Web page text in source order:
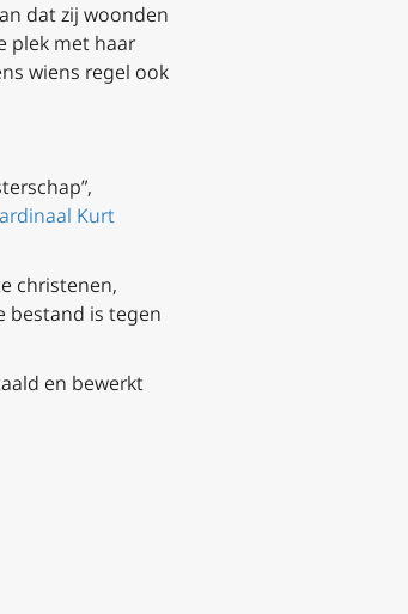
dat zij woonden
plek met haar
wiens regel ook
Kurt
christenen,
bestand is tegen
en bewerkt